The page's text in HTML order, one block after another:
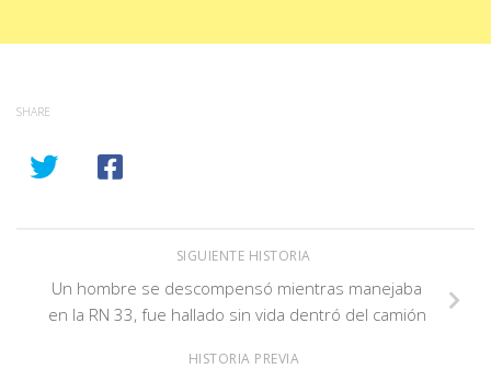
SHARE
SIGUIENTE HISTORIA
Un hombre se descompensó mientras manejaba
en la RN 33, fue hallado sin vida dentró del camión
HISTORIA PREVIA